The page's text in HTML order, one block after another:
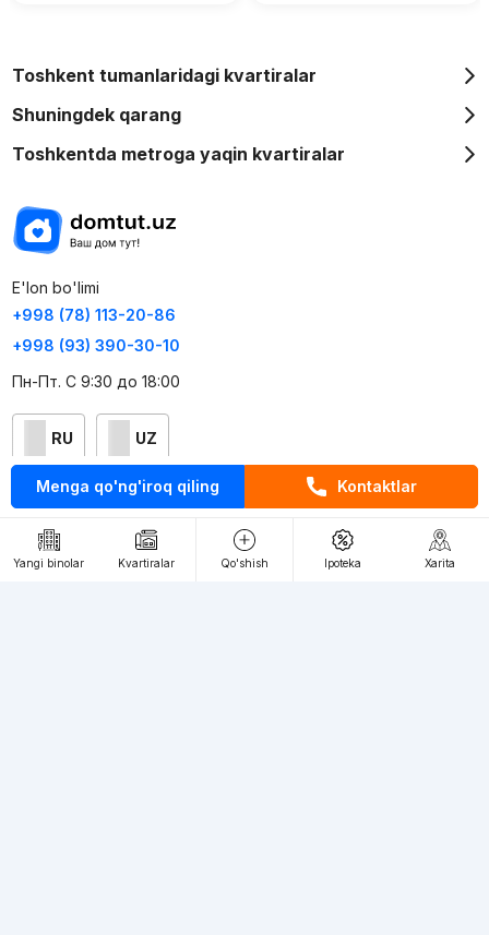
Menga qo'ng'iroq qiling Kontaktlar
Yangi binolar Kvartiralar Qo'shish Ipoteka Xarita
Toshkent tumanlaridagi kvartiralar
Shuningdek qarang
Toshkentda metroga yaqin kvartiralar
E'lon bo'limi
+998 (78) 113-20-86
+998 (93) 390-30-10
Пн-Пт. С 9:30 до 18:00
RU UZ
Kontaktlar
loyiha haqida
Webnow © loyihasi